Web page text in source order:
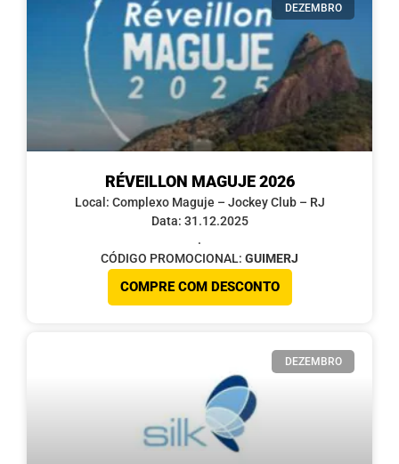
DEZEMBRO
RÉVEILLON MAGUJE 2026
Local: Complexo Maguje – Jockey Club – RJ
Data: 31.12.2025
.
CÓDIGO PROMOCIONAL: GUIMERJ
COMPRE COM DESCONTO
DEZEMBRO